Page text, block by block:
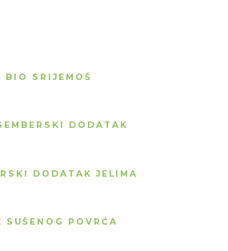
BIO SRIJEMOŠ
DODATAK
DODATAK JELIMA
SUŠENOG POVRĆA